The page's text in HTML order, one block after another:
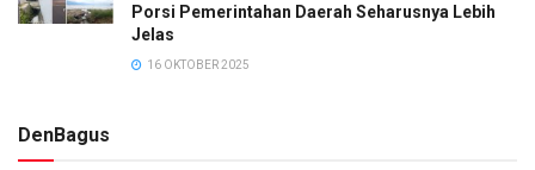
Porsi Pemerintahan Daerah Seharusnya Lebih
Jelas
16 OKTOBER 2025
DenBagus